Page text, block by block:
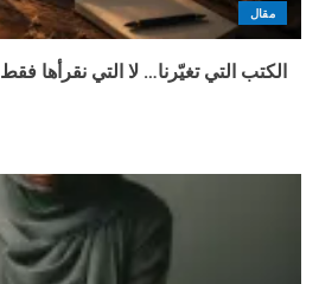
مقال
الكتب التي تغيّرنا… لا التي نقرأها فقط